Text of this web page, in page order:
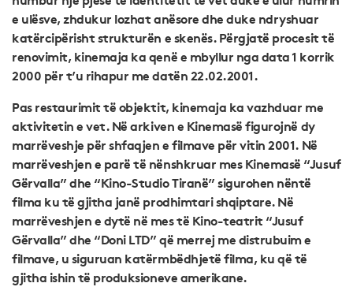
e ulësve, zhdukur lozhat anësore dhe duke ndryshuar
katërcipërisht strukturën e skenës. Përgjatë procesit të
renovimit, kinemaja ka qenë e mbyllur nga data 1 korrik
2000 për t’u rihapur me datën 22.02.2001.
Pas restaurimit të objektit, kinemaja ka vazhduar me
aktivitetin e vet. Në arkiven e Kinemasë figurojnë dy
marrëveshje për shfaqjen e filmave për vitin 2001. Në
marrëveshjen e parë të nënshkruar mes Kinemasë “Jusuf
Gërvalla” dhe “Kino-Studio Tiranë” sigurohen nëntë
filma ku të gjitha janë prodhimtari shqiptare. Në
marrëveshjen e dytë në mes të Kino-teatrit “Jusuf
Gërvalla” dhe “Doni LTD” që merrej me distrubuim e
filmave, u siguruan katërmbëdhjetë filma, ku që të
gjitha ishin të produksioneve amerikane.